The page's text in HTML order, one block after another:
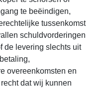
te beëindigen,
tussenkomst
schuldvorderingen
de levering slechts uit
overeenkomsten en
dat wij kunnen